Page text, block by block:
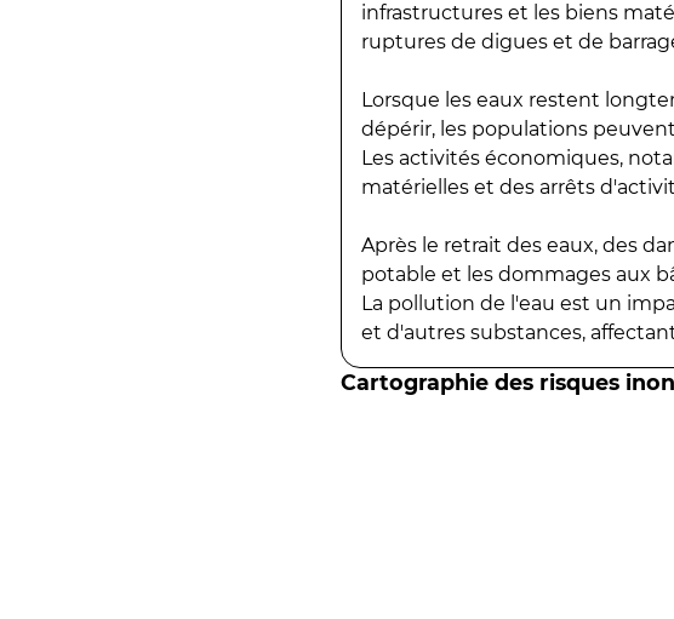
infrastructures et les biens
ruptures de digues et de
Lorsque les eaux restent
dépérir, les populations
Les activités économiques,
matérielles et des arrêts
Après le retrait des eaux, des
potable et les dommages aux
La pollution de l'eau est un
et d'autres substances,
Cartographie des risques